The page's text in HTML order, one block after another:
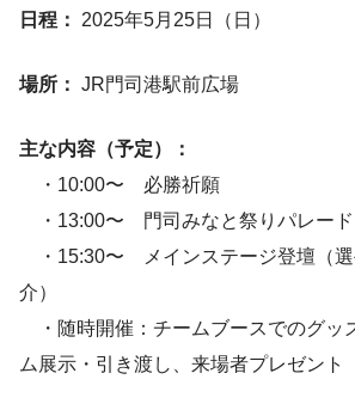
日程： 2025年5月25日（日）
場所： JR門司港駅前広場
主な内容（予定）：
・10:00〜 必勝祈願
・13:00〜 門司みなと祭りパレード
・15:30〜 メインステージ登壇（選
介）
・随時開催：チームブースでのグッ
ム展示・引き渡し、来場者プレゼント